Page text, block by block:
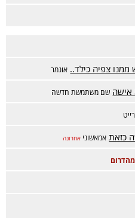
צפיה כילד.. אונמר
אישה שם משתמשת חדשה
כזאת אמאשוני אחרונה